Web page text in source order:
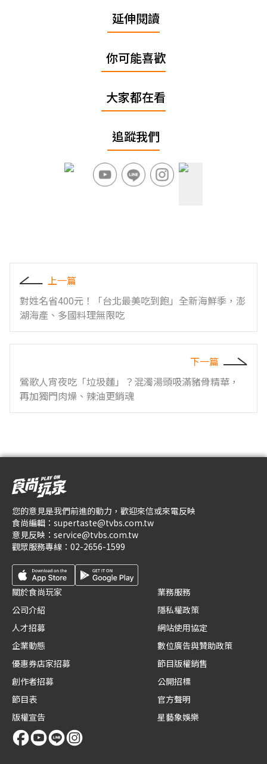
延伸閱讀
你可能喜歡
大家都在看
追蹤我們
上一篇
對姓名省400元！「台北最美吃到飽」全新海鮮季，澎
湖海產、多國料理無限吃
下一篇
鶯歌人宵夜吃「垃圾麵」？混濁湯頭吸滿豬骨精華，
再加獨門肉燥、辣油更銷魂
您的意見是我們前進的動力，歡迎來信或來電反映
食尚編輯： supertaste@tvbs.com.tw
意見反映： service@tvbs.com.tw
觀眾服務專線： 02-2656-1599
關於食尚玩家
公司介紹
人才招募
企業動態
優惠券店家招募
創作者招募
節目表
版權宣告
業務服務
隱私權政策
網站使用協定
數位廣告與贊助政策
節目版權銷售
公開招標
官方聲明
星藝象娛樂